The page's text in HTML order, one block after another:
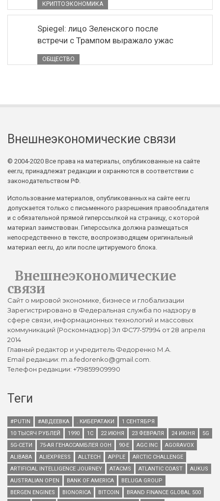
КРИПТОЭКОНОМИКА
Spiegel: лицо Зеленского после
встречи с Трампом выражало ужас
ОБЩЕСТВО
Внешнеэкономические связи
© 2004-2020 Все права на материалы, опубликованные на сайте
eer.ru, принадлежат редакции и охраняются в соответствии с
законодательством РФ.
Использование материалов, опубликованных на сайте eer.ru
допускается только с письменного разрешения правообладателя
и с обязательной прямой гиперссылкой на страницу, с которой
материал заимствован. Гиперссылка должна размещаться
непосредственно в тексте, воспроизводящем оригинальный
материал eer.ru, до или после цитируемого блока.
Внешнеэкономические
связи
Сайт о мировой экономике, бизнесе и глобализации
Зарегистрировано в Федеральная служба по надзору в
сфере связи, информационных технологий и массовых
коммуникаций (Роскомнадзор) Эл ФС77-57994 от 28 апреля
2014
Главный редактор и учредитель Федоренко М.А.
Email редакции: m.a.fedorenko@gmail.com.
Телефон редакции: +79859909990
Теги
#PUTIN #АВДЕЕВКА . КИБЕРАТАКИ
1 СЕНТЯБРЯ
10 ТЫСЯЧ РУБЛЕЙ
1990 1С 22 ИЮНЯ 23 ФЕВРАЛЯ 24 ИЮНЯ
5G
5G-СЕТИ
75-АЯ ГЕНАССАМБЛЕЯ ООН 90-Е AGC INC
AGORAVOX
ALIBABA
ALIEXPRESS ALLTECH APPLE
ARCTIC CHALLENGE
ARTIFICIAL INTELLIGENCE JOURNEY
ATACMS ATLANTIC COAST
AUKUS
AUSTRALIAN OPEN
BANK OF AMERICA
BELUGA GROUP
BERGEN ENGINES
BIONORICA BITCOIN
BRAND FINANCE GLOBAL 500